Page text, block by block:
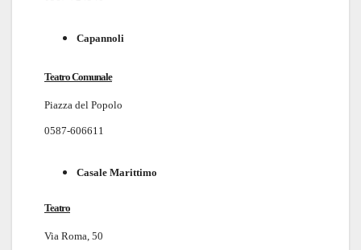
Capannoli
Teatro Comunale
Piazza del Popolo
0587-606611
Casale Marittimo
Teatro
Via Roma, 50